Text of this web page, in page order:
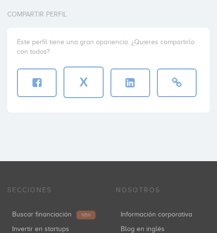
COMPARTIR PERFIL
Este perfil tiene una gran apariencia. ¿Quieres compartirlo
con todos?
X
SECCIONES
Buscar financiación NEW
Invertir en startups
NOSOTROS
Información corporativa
Blog en inglés